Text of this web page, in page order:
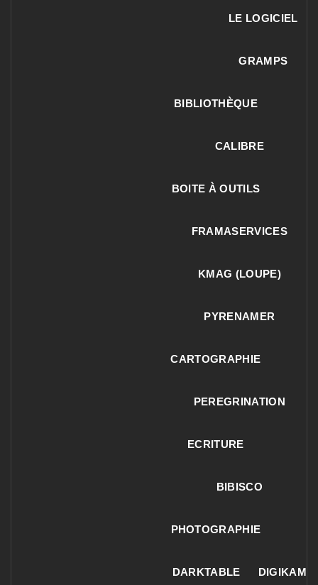
LE LOGICIEL
GRAMPS
BIBLIOTHÈQUE
CALIBRE
BOITE À OUTILS
FRAMASERVICES
KMAG (LOUPE)
PYRENAMER
CARTOGRAPHIE
PEREGRINATION
ECRITURE
BIBISCO
PHOTOGRAPHIE
DARKTABLE DIGIKAM